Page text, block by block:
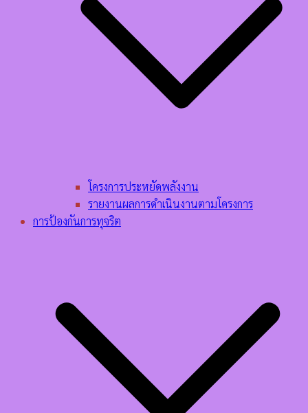
โครงการประหยัดพลังงาน
รายงานผลการดำเนินงานตามโครงการ
การป้องกันการทุจริต